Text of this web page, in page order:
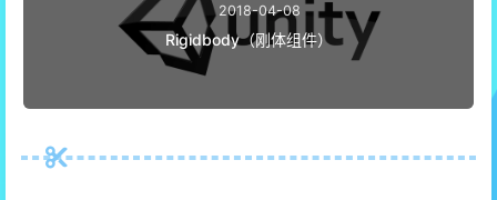
2018-04-08
Rigidbody（刚体组件）